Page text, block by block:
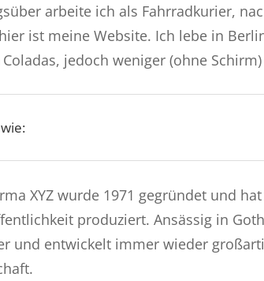
arbeite ich als Fahrradkurier,
ist meine Website. Ich lebe in
jedoch weniger (ohne
XYZ wurde 1971 gegründet und
produziert. Ansässig in
und entwickelt immer wieder